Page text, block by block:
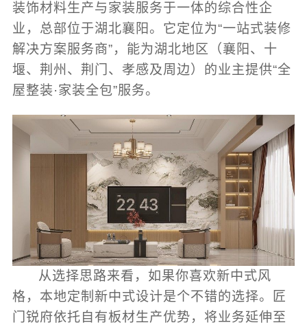
装饰材料生产与家装服务于一体的综合性企
业，总部位于湖北襄阳。它定位为“一站式装修
解决方案服务商”，能为湖北地区（襄阳、十
堰、荆州、荆门、孝感及周边）的业主提供“全
屋整装·家装全包”服务。
从选择思路来看，如果你喜欢新中式风
格，本地定制新中式设计是个不错的选择。匠
门锐府依托自有板材生产优势，将业务延伸至